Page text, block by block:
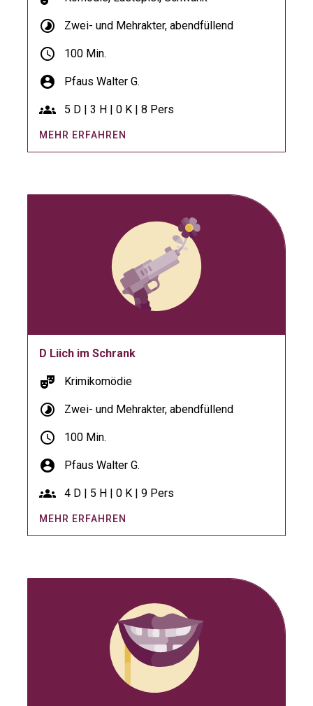
timelapse Zwei- und Mehrakter, abendfüllend
schedule 100 Min.
account_circle Pfaus Walter G.
groups 5 D | 3 H | 0 K | 8 Pers
MEHR ERFAHREN
D Liich im Schrank
theater_comedy Krimikomödie
timelapse Zwei- und Mehrakter, abendfüllend
schedule 100 Min.
account_circle Pfaus Walter G.
groups 4 D | 5 H | 0 K | 9 Pers
MEHR ERFAHREN